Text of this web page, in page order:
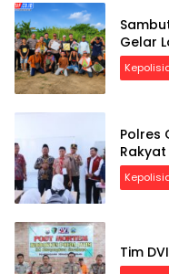
Gelar
Polres
Rakyat
Tim